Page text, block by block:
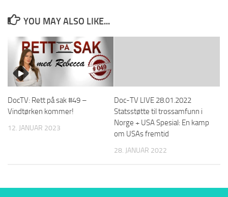
YOU MAY ALSO LIKE...
DocTV: Rett på sak #49 –
Vindtørken kommer!
12. JANUAR 2023
Doc-TV LIVE 28.01.2022
Statsstøtte til trossamfunn i
Norge + USA Spesial: En kamp
om USAs fremtid
28. JANUAR 2022